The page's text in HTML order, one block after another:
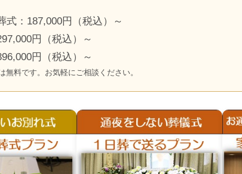
式：187,000円（税込）～
円（税込）～
円（税込）～
無料です。お気軽にご相談ください。